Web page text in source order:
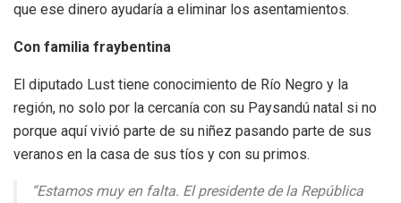
que ese dinero ayudaría a eliminar los asentamientos.
Con familia fraybentina
El diputado Lust tiene conocimiento de Río Negro y la
región, no solo por la cercanía con su Paysandú natal si no
porque aquí vivió parte de su niñez pasando parte de sus
veranos en la casa de sus tíos y con su primos.
“Estamos muy en falta. El presidente de la República